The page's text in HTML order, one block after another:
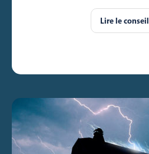
Lire le conseil